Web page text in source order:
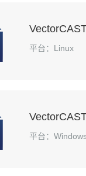
平台：Linux
平台：